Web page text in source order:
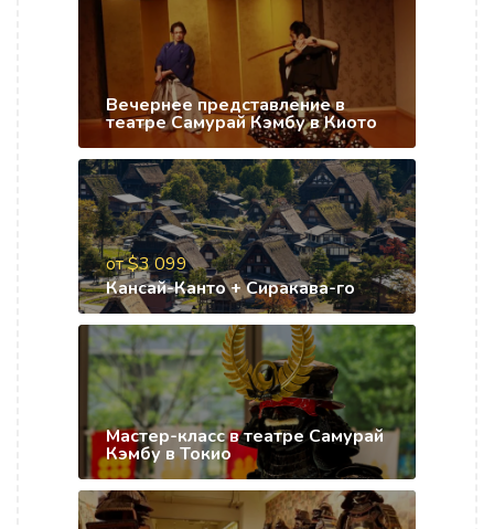
Вечернее представление в
театре Самурай Кэмбу в Киото
от $3 099
Кансай-Канто + Сиракава-го
Мастер-класс в театре Самурай
Кэмбу в Токио